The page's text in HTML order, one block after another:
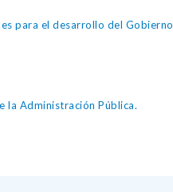
para el desarrollo del Gobierno
la Administración Pública.